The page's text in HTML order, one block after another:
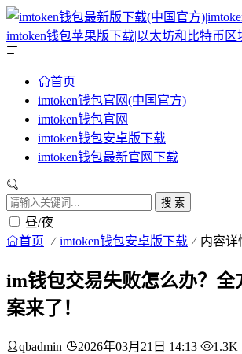
首页
imtoken钱包官网(中国官方)
imtoken钱包官网
imtoken钱包安卓版下载
imtoken钱包最新官网下载
搜 索
昼/夜
首页 imtoken钱包安卓版下载 内容详
im钱包交易失败怎么办？全
案来了！
qbadmin 2026年03月21日 14:13 1.3K